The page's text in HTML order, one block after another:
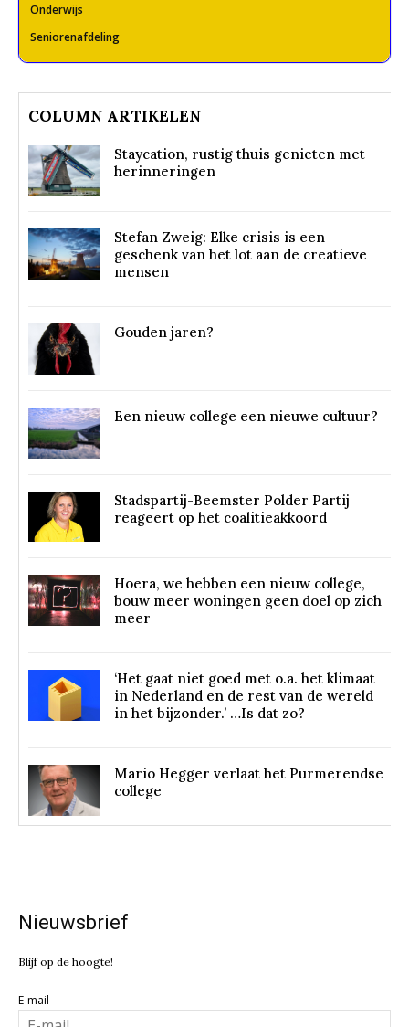
Onderwijs
Seniorenafdeling
COLUMN ARTIKELEN
Staycation, rustig thuis genieten met
herinneringen
Stefan Zweig: Elke crisis is een
geschenk van het lot aan de creatieve
mensen
Gouden jaren?
Een nieuw college een nieuwe cultuur?
Stadspartij-Beemster Polder Partij
reageert op het coalitieakkoord
Hoera, we hebben een nieuw college,
bouw meer woningen geen doel op zich
meer
‘Het gaat niet goed met o.a. het klimaat
in Nederland en de rest van de wereld
in het bijzonder.’ …Is dat zo?
Mario Hegger verlaat het Purmerendse
college
Nieuwsbrief
Blijf op de hoogte!
E-mail